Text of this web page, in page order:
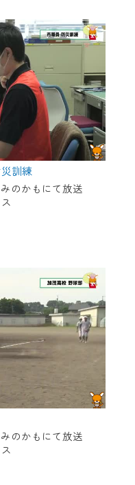
訓練
のかもにて放送
のかもにて放送